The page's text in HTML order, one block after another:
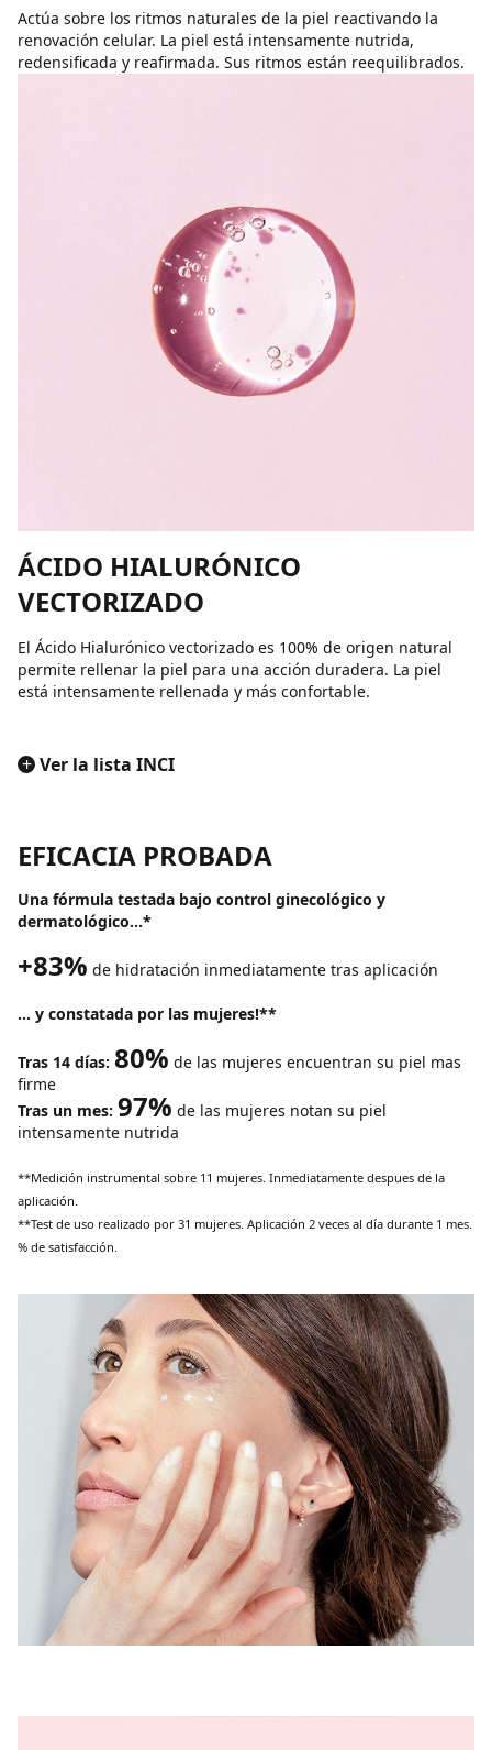
Actúa sobre los ritmos naturales de la piel reactivando la
renovación celular. La piel está intensamente nutrida,
redensificada y reafirmada. Sus ritmos están reequilibrados.
ÁCIDO HIALURÓNICO
VECTORIZADO
El Ácido Hialurónico vectorizado es 100% de origen natural
permite rellenar la piel para una acción duradera. La piel
está intensamente rellenada y más confortable.
+ Ver la lista INCI
EFICACIA PROBADA
Una fórmula testada bajo control ginecológico y
dermatológico...*
+83% de hidratación inmediatamente tras aplicación
... y constatada por las mujeres!**
Tras 14 días: 80% de las mujeres encuentran su piel mas
firme
Tras un mes: 97% de las mujeres notan su piel
intensamente nutrida
**Medición instrumental sobre 11 mujeres. Inmediatamente despues de la
aplicación.
**Test de uso realizado por 31 mujeres. Aplicación 2 veces al día durante 1 mes.
% de satisfacción.